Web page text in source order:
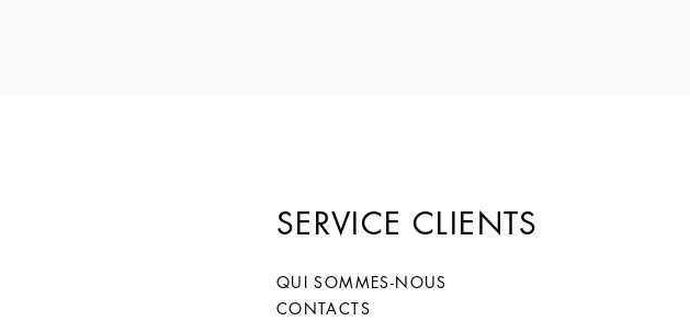
SERVICE CLIENTS
QUI SOMMES-NOUS
CONTACTS